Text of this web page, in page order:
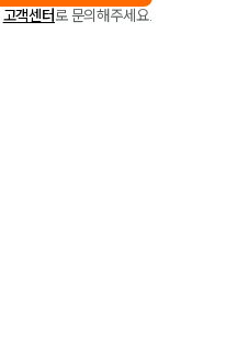
고객센터로 문의해주세요.